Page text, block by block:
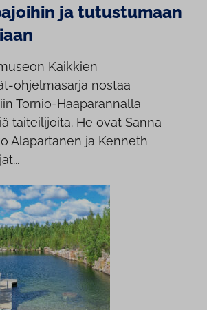
ja tutustumaan
Kaikkien
ohjelmasarja nostaa
Tornio-Haaparannalla
taiteilijoita. He ovat Sanna
Alapartanen ja Kenneth